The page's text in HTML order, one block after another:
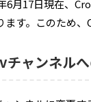
6月17日現在、
ます。このため
チャンネル